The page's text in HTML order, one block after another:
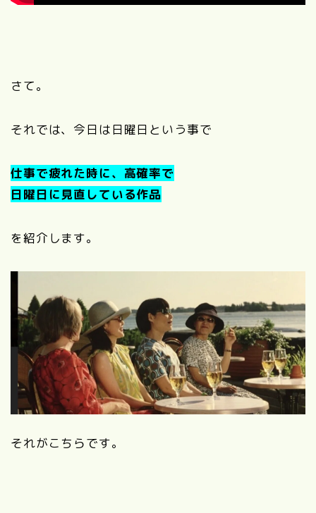
さて。
それでは、今日は日曜日という事で
仕事で疲れた時に、高確率で
日曜日に見直している作品
を紹介します。
それがこちらです。